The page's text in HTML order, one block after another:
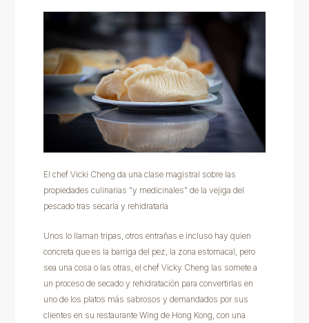
El chef Vicki Cheng da una clase magistral sobre las
propiedades culinarias “y medicinales” de la vejiga del
pescado tras secarla y rehidratarla
Unos lo llaman tripas, otros entrañas e incluso hay quien
concreta que es la barriga del pez, la zona estomacal, pero
sea una cosa o las otras, el chef Vicky Cheng las somete a
un proceso de secado y rehidratación para convertirlas en
uno de los platos más sabrosos y demandados por sus
clientes en su restaurante Wing de Hong Kong, con una